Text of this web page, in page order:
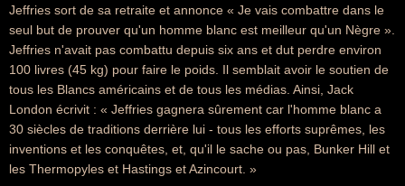
Jeffries sort de sa retraite et annonce « Je vais combattre dans le
seul but de prouver qu'un homme blanc est meilleur qu'un Nègre ».
Jeffries n'avait pas combattu depuis six ans et dut perdre environ
100 livres (45 kg) pour faire le poids. Il semblait avoir le soutien de
tous les Blancs américains et de tous les médias. Ainsi, Jack
London écrivit : « Jeffries gagnera sûrement car l'homme blanc a
30 siècles de traditions derrière lui - tous les efforts suprêmes, les
inventions et les conquêtes, et, qu'il le sache ou pas, Bunker Hill et
les Thermopyles et Hastings et Azincourt. »